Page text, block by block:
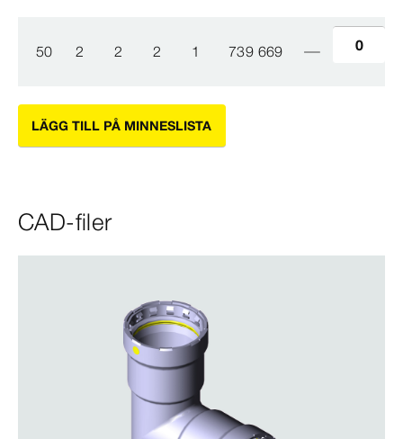
50 2 2 2 1 739 669
LÄGG TILL PÅ MINNESLISTA
CAD-filer